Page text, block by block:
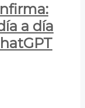
a día